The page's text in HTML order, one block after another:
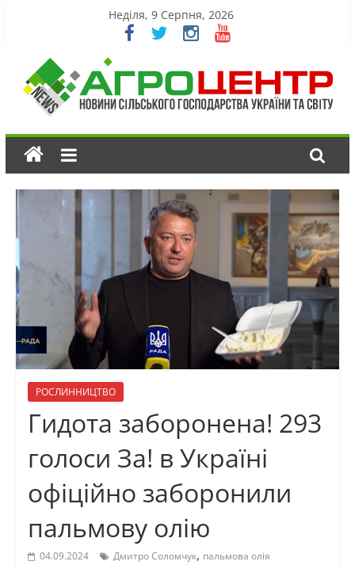
Неділя, 9 Серпня, 2026
РОСЛИННИЦТВО
Гидота заборонена! 293
голоси За! в Україні
офіційно заборонили
пальмову олію
04.09.2024 Дмитро Соломчук, пальмова олія